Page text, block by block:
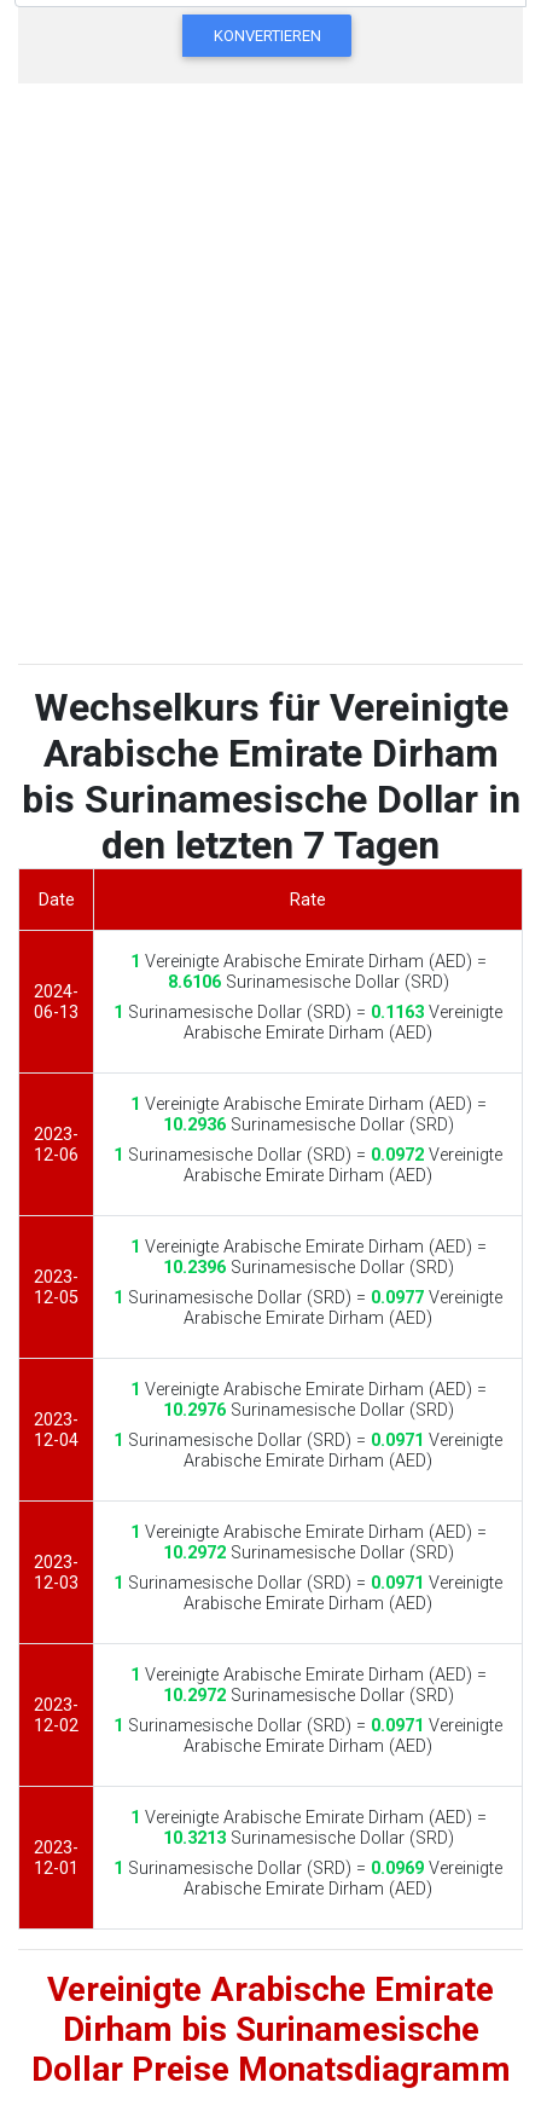
KONVERTIEREN
Wechselkurs für Vereinigte
Arabische Emirate Dirham
bis Surinamesische Dollar in
den letzten 7 Tagen
Date Rate
2024-
06-13
1 Vereinigte Arabische Emirate Dirham (AED) =
8.6106Surinamesische Dollar (SRD)
1 Surinamesische Dollar (SRD) = 0.1163 Vereinigte
Arabische Emirate Dirham (AED)
2023-
12-06
1 Vereinigte Arabische Emirate Dirham (AED) =
10.2936Surinamesische Dollar (SRD)
1 Surinamesische Dollar (SRD) = 0.0972 Vereinigte
Arabische Emirate Dirham (AED)
2023-
12-05
1 Vereinigte Arabische Emirate Dirham (AED) =
10.2396Surinamesische Dollar (SRD)
1 Surinamesische Dollar (SRD) = 0.0977 Vereinigte
Arabische Emirate Dirham (AED)
2023-
12-04
1 Vereinigte Arabische Emirate Dirham (AED) =
10.2976Surinamesische Dollar (SRD)
1 Surinamesische Dollar (SRD) = 0.0971 Vereinigte
Arabische Emirate Dirham (AED)
2023-
12-03
1 Vereinigte Arabische Emirate Dirham (AED) =
10.2972Surinamesische Dollar (SRD)
1 Surinamesische Dollar (SRD) = 0.0971 Vereinigte
Arabische Emirate Dirham (AED)
2023-
12-02
1 Vereinigte Arabische Emirate Dirham (AED) =
10.2972Surinamesische Dollar (SRD)
1 Surinamesische Dollar (SRD) = 0.0971 Vereinigte
Arabische Emirate Dirham (AED)
2023-
12-01
1 Vereinigte Arabische Emirate Dirham (AED) =
10.3213Surinamesische Dollar (SRD)
1 Surinamesische Dollar (SRD) = 0.0969 Vereinigte
Arabische Emirate Dirham (AED)
Vereinigte Arabische Emirate
Dirham bis Surinamesische
Dollar Preise Monatsdiagramm